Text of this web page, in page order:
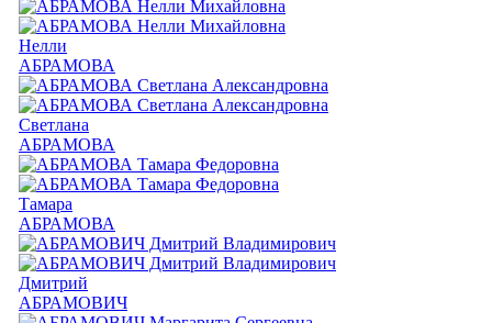
Нелли
АБРАМОВА
Светлана
АБРАМОВА
Тамара
АБРАМОВА
Дмитрий
АБРАМОВИЧ